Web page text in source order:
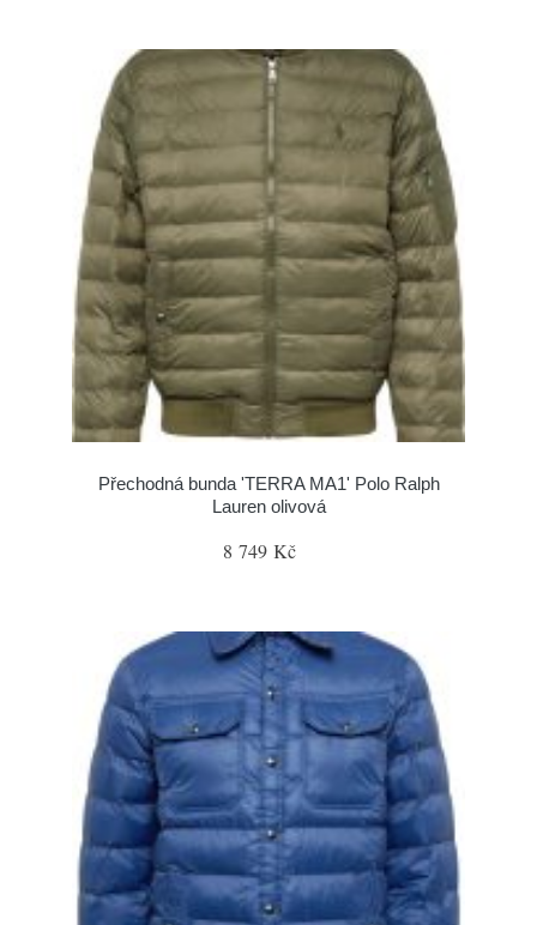
Přechodná bunda 'TERRA MA1' Polo Ralph
Lauren olivová
8 749 Kč